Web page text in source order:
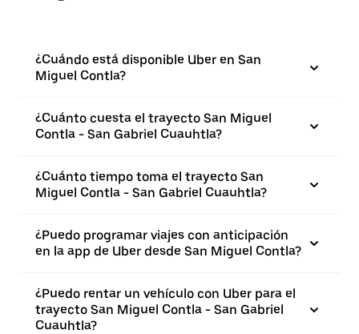
¿Cuándo está disponible Uber en San
Miguel Contla?
¿Cuánto cuesta el trayecto San Miguel
Contla - San Gabriel Cuauhtla?
¿Cuánto tiempo toma el trayecto San
Miguel Contla - San Gabriel Cuauhtla?
¿Puedo programar viajes con anticipación
en la app de Uber desde San Miguel Contla?
¿Puedo rentar un vehículo con Uber para el
trayecto San Miguel Contla - San Gabriel
Cuauhtla?